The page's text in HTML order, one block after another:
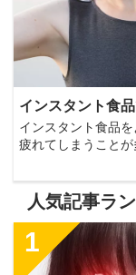
インスタント食
インスタント食品
疲れてしまうこと
人気記事ラ
1